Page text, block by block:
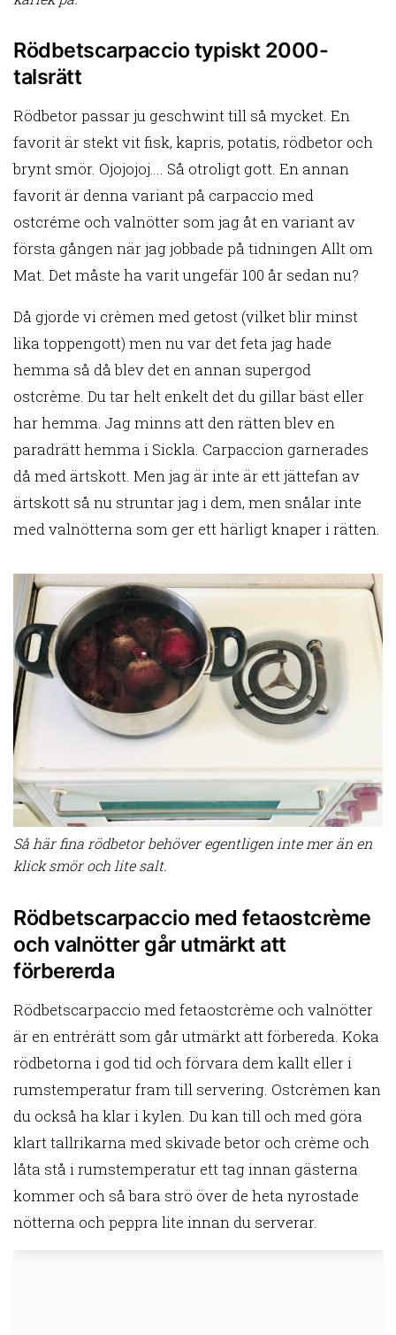
Rödbetscarpaccio typiskt 2000-
talsrätt
Rödbetor passar ju geschwint till så mycket. En
favorit är stekt vit fisk, kapris, potatis, rödbetor och
brynt smör. Ojojojoj…. Så otroligt gott. En annan
favorit är denna variant på carpaccio med
ostcréme och valnötter som jag åt en variant av
första gången när jag jobbade på tidningen Allt om
Mat. Det måste ha varit ungefär 100 år sedan nu?
Då gjorde vi crèmen med getost (vilket blir minst
lika toppengott) men nu var det feta jag hade
hemma så då blev det en annan supergod
ostcrème. Du tar helt enkelt det du gillar bäst eller
har hemma. Jag minns att den rätten blev en
paradrätt hemma i Sickla. Carpaccion garnerades
då med ärtskott. Men jag är inte är ett jättefan av
ärtskott så nu struntar jag i dem, men snålar inte
med valnötterna som ger ett härligt knaper i rätten.
Så här fina rödbetor behöver egentligen inte mer än en
klick smör och lite salt.
Rödbetscarpaccio med fetaostcrème
och valnötter går utmärkt att
förbererda
Rödbetscarpaccio med fetaostcrème och valnötter
är en entrérätt som går utmärkt att förbereda. Koka
rödbetorna i god tid och förvara dem kallt eller i
rumstemperatur fram till servering. Ostcrèmen kan
du också ha klar i kylen. Du kan till och med göra
klart tallrikarna med skivade betor och crème och
låta stå i rumstemperatur ett tag innan gästerna
kommer och så bara strö över de heta nyrostade
nötterna och peppra lite innan du serverar.